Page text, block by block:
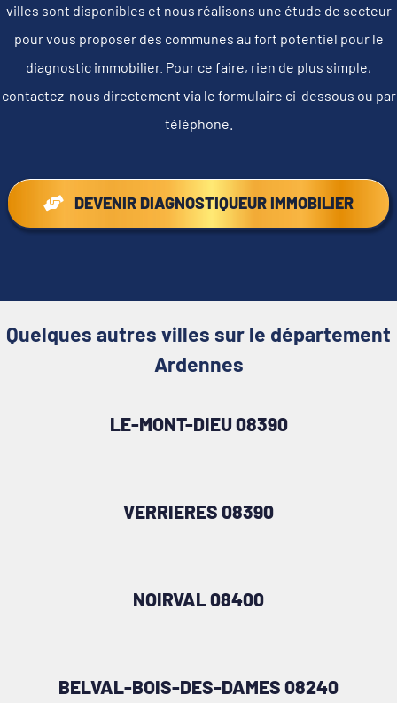
villes sont disponibles et nous réalisons une étude de secteur
pour vous proposer des communes au fort potentiel pour le
diagnostic immobilier. Pour ce faire, rien de plus simple,
contactez-nous directement via le formulaire ci-dessous ou par
téléphone.
DEVENIR DIAGNOSTIQUEUR IMMOBILIER
Quelques autres villes sur le département
Ardennes
LE-MONT-DIEU 08390
VERRIERES 08390
NOIRVAL 08400
BELVAL-BOIS-DES-DAMES 08240